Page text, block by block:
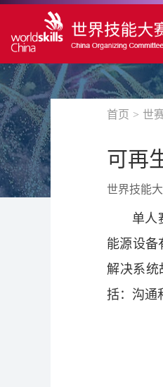
首页 > 世
可再
世界技能
单人
能源设备
解决系统
括：沟通